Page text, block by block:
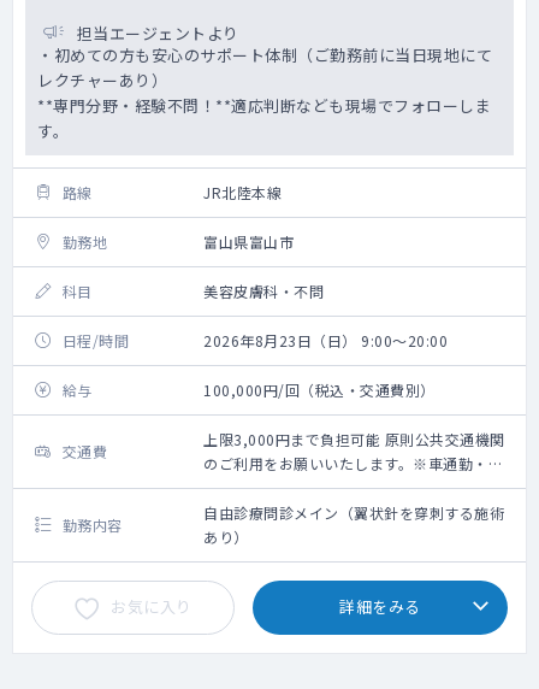
担当エージェントより
・初めての方も安心のサポート体制（ご勤務前に当日現地にて
レクチャーあり）
**専門分野・経験不問！**適応判断なども現場でフォローしま
す。
路線 JR北陸本線
勤務地 富山県富山市
科目 美容皮膚科・不問
日程/時間 2026年8月23日（日） 9:00～20:00
給与 100,000円/回（税込・交通費別）
交通費
上限3,000円まで負担可能 原則公共交通機関
のご利用をお願いいたします。※車通勤・タ
クシー利用要相談
勤務内容
自由診療問診メイン（翼状針を穿刺する施術
あり）
お気に入り 詳細をみる